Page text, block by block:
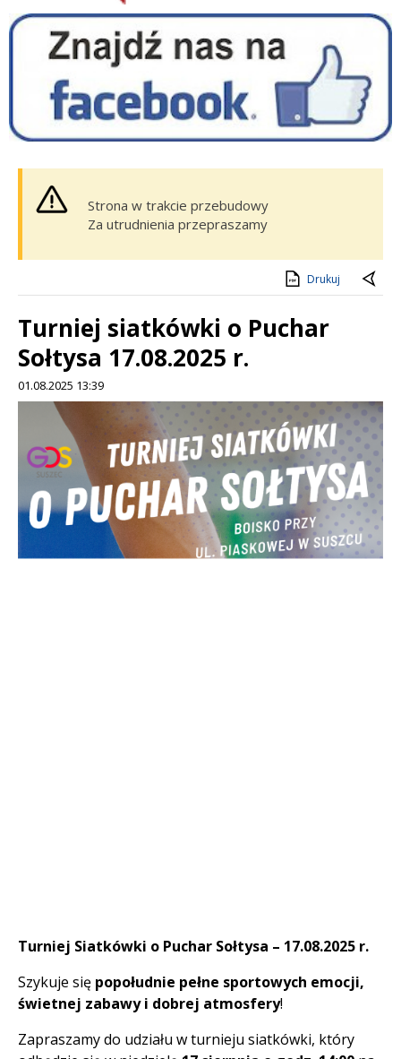
Facebook - Hala Sportowa Suszec
Strona w trakcie przebudowy
Za utrudnienia przepraszamy
Drukuj
Turniej siatkówki o Puchar
Sołtysa 17.08.2025 r.
01.08.2025 13:39
Treść
Turniej Siatkówki o Puchar Sołtysa – 17.08.2025 r.
Szykuje się popołudnie pełne sportowych emocji,
świetnej zabawy i dobrej atmosfery!
Zapraszamy do udziału w turnieju siatkówki, który